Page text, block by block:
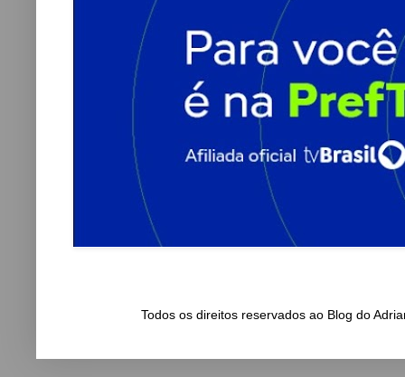
Todos os direitos reservados ao Blog do